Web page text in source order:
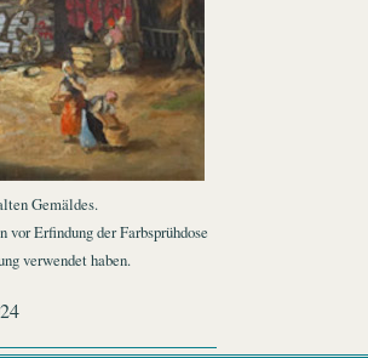
Gemäldes.
vor Erfindung der Farbsprühdose
verwendet haben.